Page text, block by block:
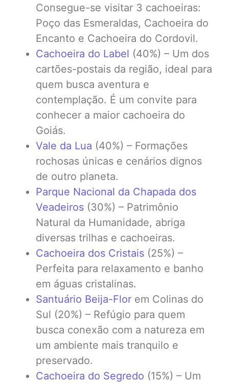
Consegue-se visitar 3 cachoeiras:
Poço das Esmeraldas, Cachoeira do
Encanto e Cachoeira do Cordovil.
Cachoeira do Label (40%) – Um dos
cartões-postais da região, ideal para
quem busca aventura e
contemplação. É um convite para
conhecer a maior cachoeira do
Goiás.
Vale da Lua (40%) – Formações
rochosas únicas e cenários dignos
de outro planeta.
Parque Nacional da Chapada dos
Veadeiros (30%) – Patrimônio
Natural da Humanidade, abriga
diversas trilhas e cachoeiras.
Cachoeira dos Cristais (25%) –
Perfeita para relaxamento e banho
em águas cristalinas.
Santuário Beija-Flor em Colinas do
Sul (20%) – Refúgio para quem
busca conexão com a natureza em
um ambiente mais tranquilo e
preservado.
Cachoeira do Segredo (15%) – Um